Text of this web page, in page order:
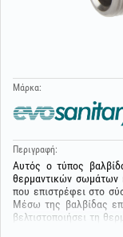
Μάρκα:
Περιγραφή:
Αυτός ο τύπος
θερμαντικών σωμάτων
που επιστρέφει στο
Μέσω της βαλβίδας
βελτιστοποιήσει τη
θέρμανσης,